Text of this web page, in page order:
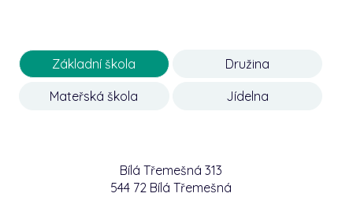
Základní škola Družina
Mateřská škola Jídelna
Bílá Třemešná 313
544 72 Bílá Třemešná